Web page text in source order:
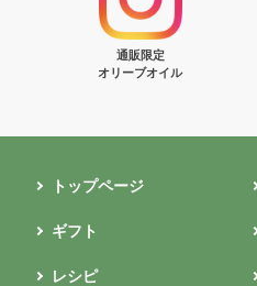
通販限定
オリーブオイル
トップページ
ギフト
レシピ